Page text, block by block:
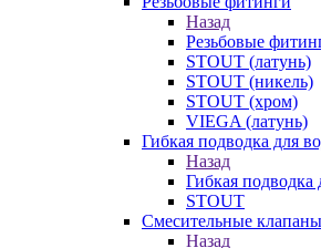
Назад
Резьбовые
STOUT (латунь)
STOUT (никель)
STOUT (хром)
VIEGA (латунь)
Гибкая подводка для
Назад
Гибкая подводка
STOUT
Смесительные клапаны
Назад